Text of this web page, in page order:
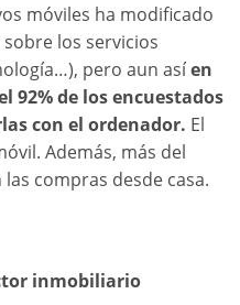
móviles ha modificado
los servicios
pero aun asíen
92% de los encuestados
con el ordenador. El
Además, más del
compras desde casa.
inmobiliario